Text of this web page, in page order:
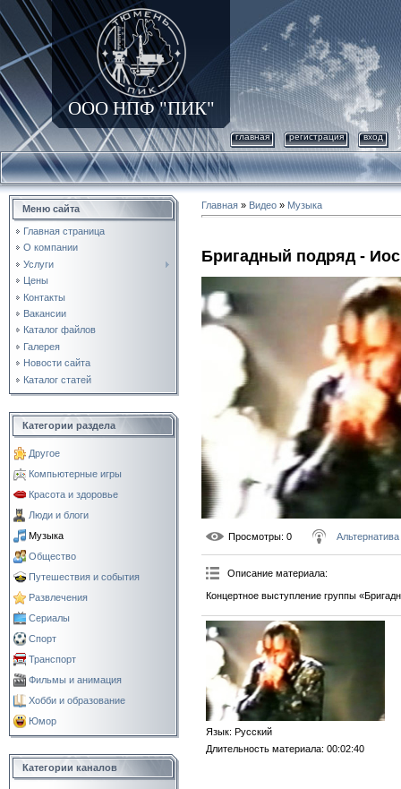
ООО НПФ "ПИК"
главная регистрация вход
Меню сайта
Главная страница
О компании
Услуги
Цены
Контакты
Вакансии
Каталог файлов
Галерея
Новости сайта
Каталог статей
Категории раздела
Другое
Компьютерные игры
Красота и здоровье
Люди и блоги
Музыка
Общество
Путешествия и события
Развлечения
Сериалы
Спорт
Транспорт
Фильмы и анимация
Хобби и образование
Юмор
Категории каналов
Главная » Видео » Музыка
Бригадный подряд -
Просмотры: 0 Альтернатива
Описание материала:
Концертное выступление группы
Язык: Русский
Длительность материала: 00:02:40